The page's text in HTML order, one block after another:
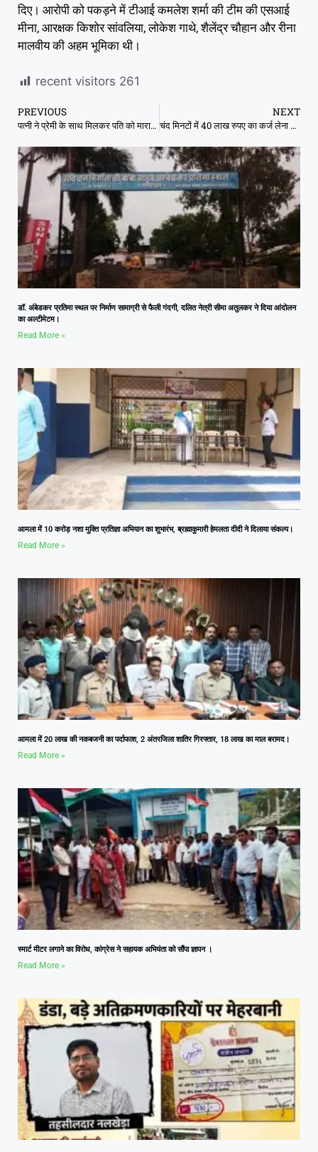
दिए। आरोपी को पकड़ने में टीआई कमलेश शर्मा की टीम की एसआई
मीना, आरक्षक किशोर सांवलिया, लोकेश गाथे, शैलेंद्र चौहान और रीना
मालवीय की अहम भूमिका थी।
recent visitors 261
PREVIOUS
पत्नी ने प्रेमी के साथ मिलकर पति को मारा था, साढ़े चार माह बाद खुला राज
NEXT
चंद मिनटों में 40 लाख रुपए का कर्ज लेना चाहते थे, ऑनलाइन ठगों ने ठगे 5.91 लाख रुपए
डॉ. अंबेडकर प्रतिमा स्थल पर निर्माण सामाग्री से फैली गंदगी, दलित नेत्री सीमा अतुलकर ने दिया आंदोलन
का अल्टीमेटम।
Read More »
आमला में 10 करोड़ नशा मुक्ति प्रतिज्ञा अभियान का शुभारंभ, ब्रह्माकुमारी हेमलता दीदी ने दिलाया संकल्प।
Read More »
आमला में 20 लाख की नकबजनी का पर्दाफाश, 2 अंतरजिला शातिर गिरफ्तार, 18 लाख का माल बरामद।
Read More »
स्मार्ट मीटर लगाने का विरोध, कांग्रेस ने सहायक अभियंता को सौंपा ज्ञापन ।
Read More »